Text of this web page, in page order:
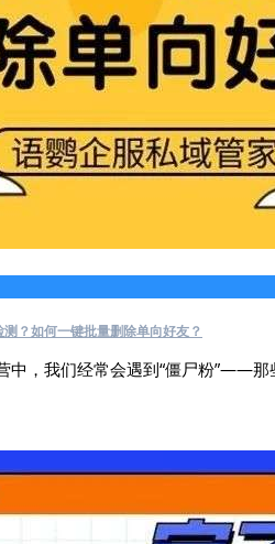
？如何一键批量删除单向好友？
中，我们经常会遇到“僵尸粉”——那